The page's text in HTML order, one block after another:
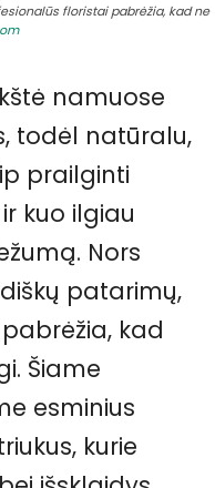
floristai pabrėžia, kad ne
namuose
todėl natūralu,
prailginti
kuo ilgiau
Nors
patarimų,
kad
Šiame
esminius
kurie